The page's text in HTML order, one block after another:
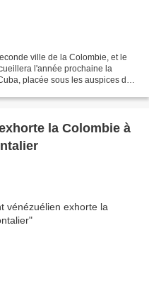
ville de la Colombie, et le
l'année prochaine la
placée sous les auspices des
la Colombie à